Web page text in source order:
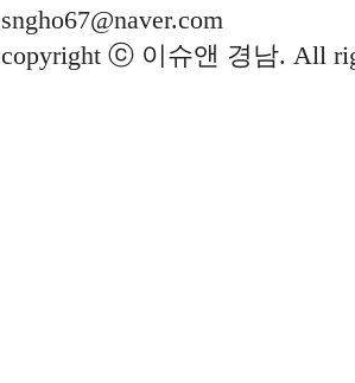
sngho67@naver.com
copyright ⓒ 이슈앤 경남. All